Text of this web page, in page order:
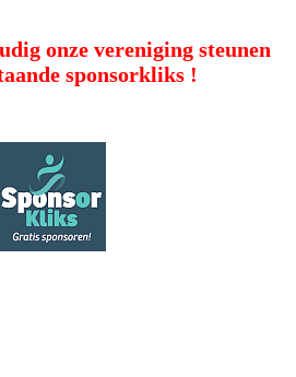
onze vereniging steunen
sponsorkliks !